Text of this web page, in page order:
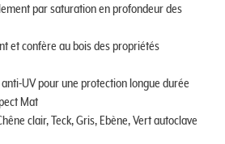
par saturation en profondeur des
et confère au bois des propriétés
UV pour une protection longue durée
Mat
clair, Teck, Gris, Ebène, Vert autoclave